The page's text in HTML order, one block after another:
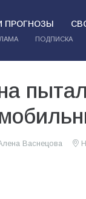
ПРОГНОЗЫ
ПОДПИСКА
Васнецова